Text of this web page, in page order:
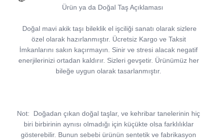
Ürün ya da Doğal Taş Açıklaması
Doğal mavi akik taşı bileklik el işciliği sanatı olarak sizlere
özel olarak hazırlanmıştır. Ücretsiz Kargo ve Taksit
İmkanlarını sakın kaçırmayın. Sinir ve stresi alacak negatif
enerjilerinizi ortadan kaldırır. Sizleri gevşetir. Ürünümüz her
bileğe uygun olarak tasarlanmıştır.
Not: Doğadan çıkan doğal taşlar, ve kehribar tanelerinin hiç
biri birbirinin aynısı olmadığı için küçükte olsa farklılıklar
gösterebilir. Bunun sebebi ürünün sentetik ve fabrikasyon